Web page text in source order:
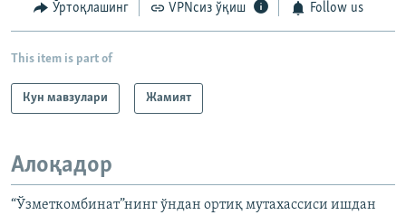
Ўртоқлашинг VPNсиз ўқиш Follow us
This item is part of
Кун мавзулари Жамият
Алоқадор
“Ўзметкомбинат”нинг ўндан ортиқ мутахассиси ишдан